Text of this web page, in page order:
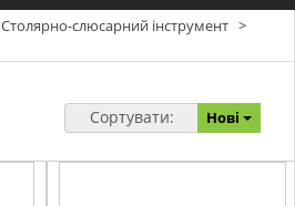
Столярно-слюсарний інструмент >
Сортувати: Нові